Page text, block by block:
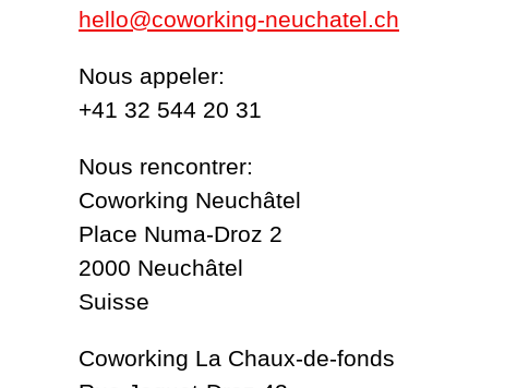
hello@coworking-neuchatel.ch
Nous appeler:
+41 32 544 20 31
Nous rencontrer:
Coworking Neuchâtel
Place Numa-Droz 2
2000 Neuchâtel
Suisse
Coworking La Chaux-de-fonds